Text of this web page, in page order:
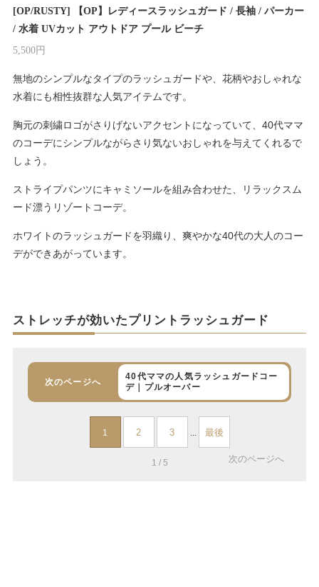
[OP/RUSTY] 【OP】レディースラッシュガード / 長袖 / パーカー
/ 水着 UVカット アウトドア プール ビーチ
5,500円
無地のシンプルなタイプのラッシュガードや、花柄やおしゃれな
水着にも相性抜群な人気アイテムです。
胸元の刺繍ロゴがさりげないアクセントになっていて、40代ママ
のコーデにシンプルながらさり気ないおしゃれを与えてくれるで
しょう。
ストライプパンツにキャミソールを組み合わせた、リラックスム
ード漂うリゾートコーデ。
ホワイトのラッシュガードを羽織り、爽やかな40代の大人のコー
デができあがっています。
ストレッチが効いたプリントラッシュガード
次のページへ
40代ママの人気ラッシュガードコー
デ｜プルオーバー
1 2 3 ... 最後
1 / 5 次のページへ